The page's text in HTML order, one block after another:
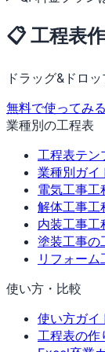
📋 工程表
ドラッグ&ドロ
無料で使ってみ
業種別の工程表
工程表テン
業種別ガイ
電気工事工
解体工事工
内装工事工
塗装工事の
リフォーム
使い方・比較
使い方ガイ
工程表の作